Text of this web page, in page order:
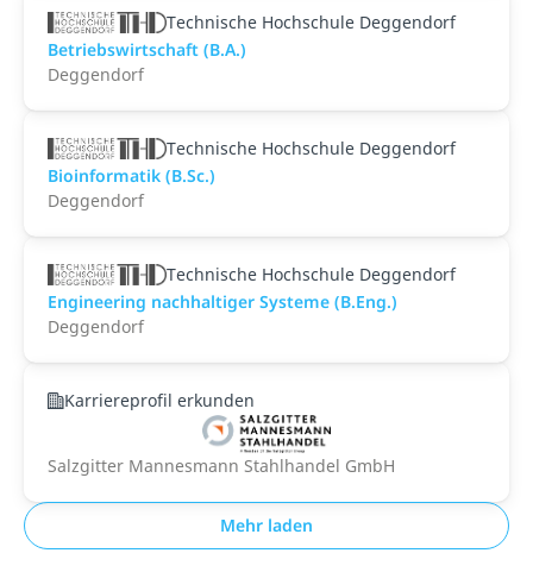
Technische Hochschule Deggendorf
Betriebswirtschaft (B.A.)
Deggendorf
Technische Hochschule Deggendorf
Bioinformatik (B.Sc.)
Deggendorf
Technische Hochschule Deggendorf
Engineering nachhaltiger Systeme (B.Eng.)
Deggendorf
Karriereprofil erkunden
Salzgitter Mannesmann Stahlhandel GmbH
Mehr laden